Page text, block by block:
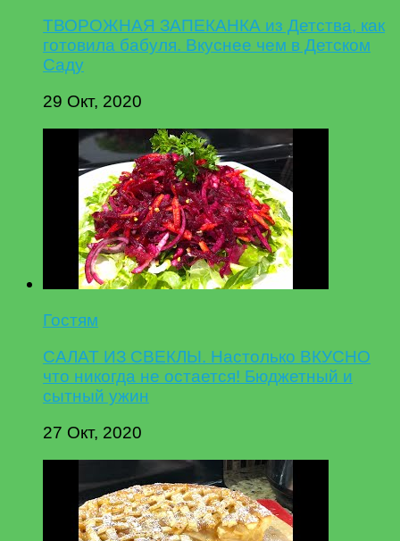
ТВОРОЖНАЯ ЗАПЕКАНКА из Детства, как
готовила бабуля. Вкуснее чем в Детском
Саду
29 Окт, 2020
Гостям
САЛАТ ИЗ СВЕКЛЫ. Настолько ВКУСНО
что никогда не остается! Бюджетный и
сытный ужин
27 Окт, 2020